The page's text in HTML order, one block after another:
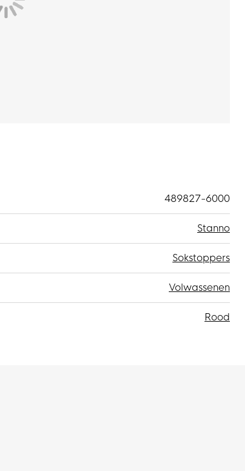
489827-6000
Stanno
Sokstoppers
Volwassenen
Rood